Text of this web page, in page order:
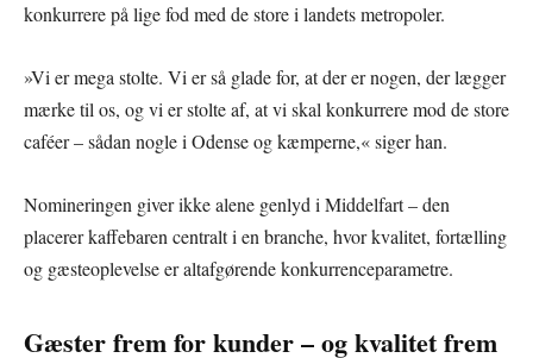
konkurrere på lige fod med de store i landets metropoler.
»Vi er mega stolte. Vi er så glade for, at der er nogen, der lægger
mærke til os, og vi er stolte af, at vi skal konkurrere mod de store
caféer – sådan nogle i Odense og kæmperne,« siger han.
Nomineringen giver ikke alene genlyd i Middelfart – den
placerer kaffebaren centralt i en branche, hvor kvalitet, fortælling
og gæsteoplevelse er altafgørende konkurrenceparametre.
Gæster frem for kunder – og kvalitet frem